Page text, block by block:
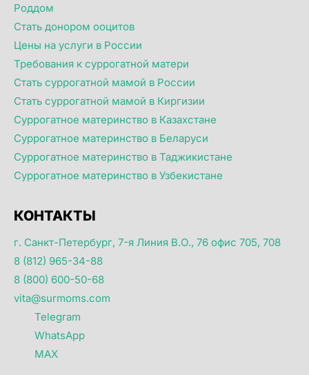
Роддом
Стать донором ооцитов
Цены на услуги в России
Требования к суррогатной матери
Стать суррогатной мамой в России
Стать суррогатной мамой в Киргизии
Суррогатное материнство в Казахстане
Суррогатное материнство в Беларуси
Суррогатное материнство в Таджикистане
Суррогатное материнство в Узбекистане
КОНТАКТЫ
г. Санкт-Петербург, 7-я Линия В.О., 76 офис 705, 708
8 (812) 965-34-88
8 (800) 600-50-68
vita@surmoms.com
Telegram
WhatsApp
MAX